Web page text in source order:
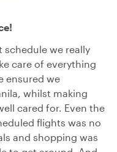
schedule we really
care of everything
ensured we
whilst making
cared for. Even the
flights was no
and shopping was